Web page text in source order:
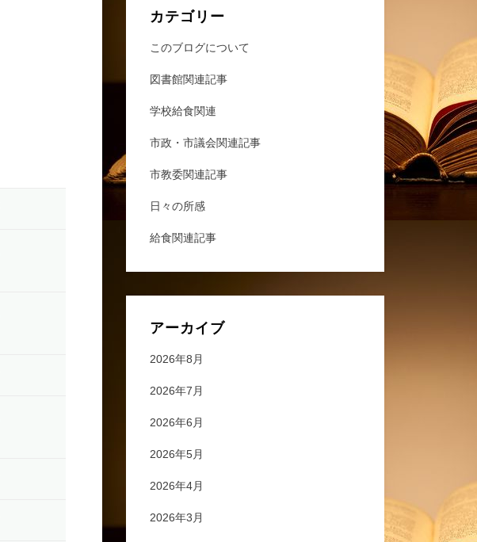
カテゴリー
このブログについて
図書館関連記事
学校給食関連
市政・市議会関連記事
市教委関連記事
日々の所感
給食関連記事
アーカイブ
2026年8月
2026年7月
2026年6月
2026年5月
2026年4月
2026年3月